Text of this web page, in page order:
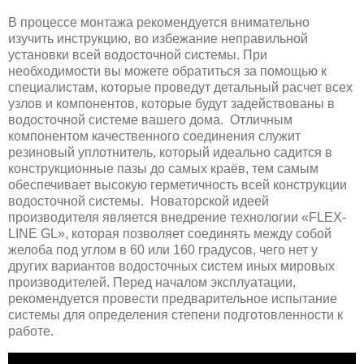
В процессе монтажа рекомендуется внимательно
изучить инструкцию, во избежание неправильной
установки всей водосточной системы. При
необходимости вы можете обратиться за помощью к
специалистам, которые проведут детальный расчет всех
узлов и компонентов, которые будут задействованы в
водосточной системе вашего дома. Отличным
компонентом качественного соединения служит
резиновый уплотнитель, который идеально садится в
конструкционные пазы до самых краёв, тем самым
обеспечивает высокую герметичность всей конструкции
водосточной системы. Новаторской идеей
производителя является внедрение технологии «FLEX-
LINE GL», которая позволяет соединять между собой
желоба под углом в 60 или 160 градусов, чего нет у
других вариантов водосточных систем иных мировых
производителей. Перед началом эксплуатации,
рекомендуется провести предварительное испытание
системы для определения степени подготовленности к
работе.